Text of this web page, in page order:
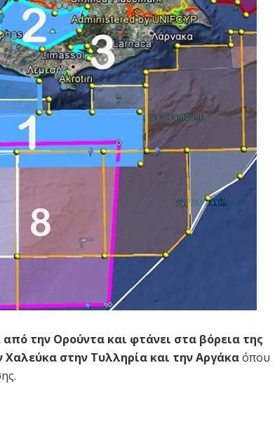
την Ορούντα και φτάνει στα βόρεια της
Χαλεύκα στην Τυλληρία και την Αργάκαόπου